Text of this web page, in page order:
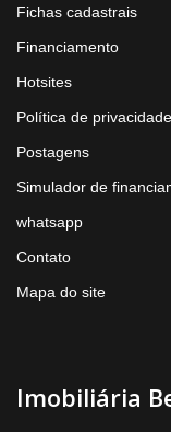
Fichas cadastrais
Financiamento
Hotsites
Política de privacidade
Postagens
Simulador de
whatsapp
Contato
Mapa do site
Imobiliária